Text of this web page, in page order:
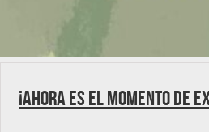
¡Ahora es el momento de